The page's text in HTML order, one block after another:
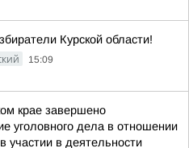
Курской области!
15:09
крае завершено
уголовного дела в отношении
участии в деятельности